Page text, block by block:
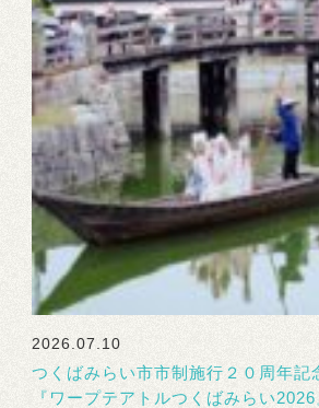
2026.07.10
つくばみらい市市制施行２０周年記
『ワープテアトルつくばみらい